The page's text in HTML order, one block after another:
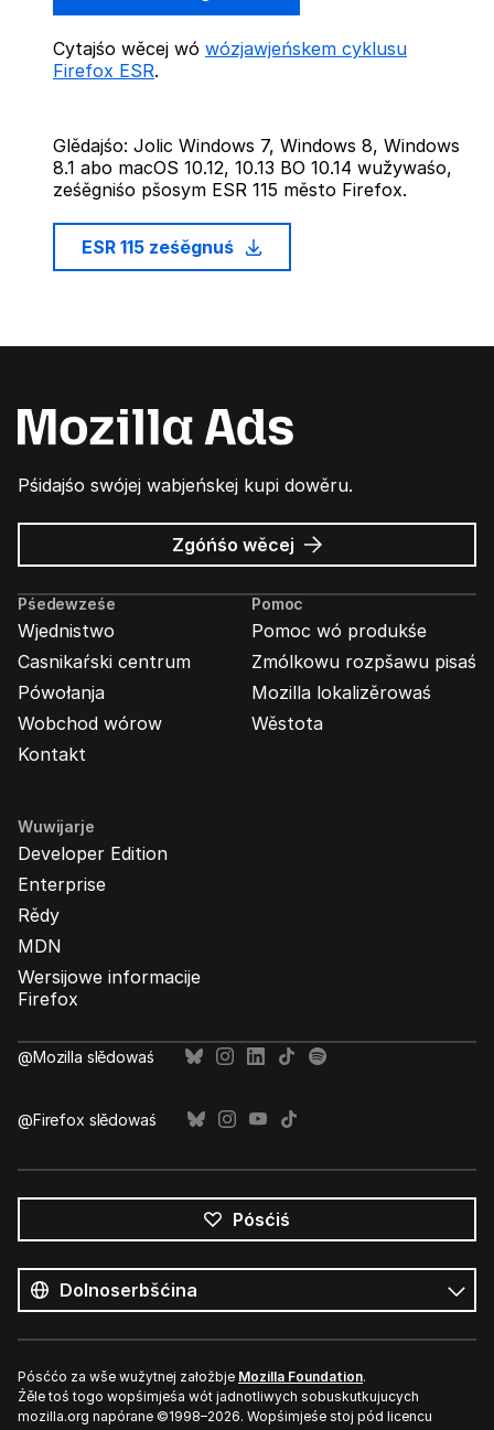
Cytajśo wěcej wó wózjawjeńskem cyklusu
Firefox ESR.
Glědajśo: Jolic Windows 7, Windows 8, Windows
8.1 abo macOS 10.12, 10.13 BO 10.14 wužywaśo,
ześěgniśo pšosym ESR 115 město Firefox.
ESR 115 ześěgnuś
Pśidajśo swójej wabjeńskej kupi dowěru.
Zgóńśo wěcej wó
Wabjenje
Mozilla
Pśedewześe
Wjednistwo
Casnikaŕski centrum
Pówołanja
Wobchod wórow
Kontakt
Pomoc
Pomoc wó produkśe
Zmólkowu rozpšawu pisaś
Mozilla lokalizěrowaś
Wěstota
Wuwijarje
Developer Edition
Enterprise
Rědy
MDN
Wersijowe informacije
Firefox
@Mozilla slědowaś
@Firefox slědowaś
Pósćiś
rěcy
Rěc
Pósććo za wše wužytnej załožbje Mozilla Foundation.
Źěle toś togo wopśimjeśa wót jadnotliwych sobuskutkujucych
mozilla.org napórane ©1998–2026. Wopśimjeśe stoj pód licencu